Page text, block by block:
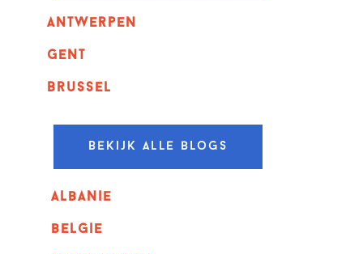
Antwerpen
GENT
Brussel
Bekijk alle blogs
albanie
belgie